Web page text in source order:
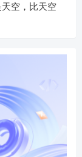
空，比天空